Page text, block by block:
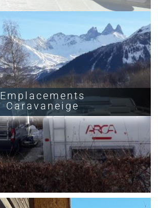
Emplacements
Caravaneige